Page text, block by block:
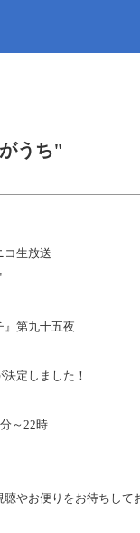
うち"
コ生放送
』第九十五夜
定しました！
～22時
聴やお便りをお待ちして